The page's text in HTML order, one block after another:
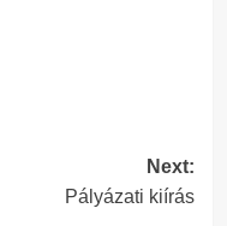
Next:
Pályázati kiírás